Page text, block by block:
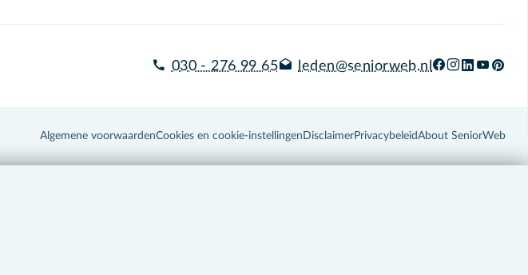
030 - 276 99 65 leden@seniorweb.nl
Algemene voorwaardenCookies en cookie-instellingen DisclaimerPrivacybeleidAbout SeniorWeb